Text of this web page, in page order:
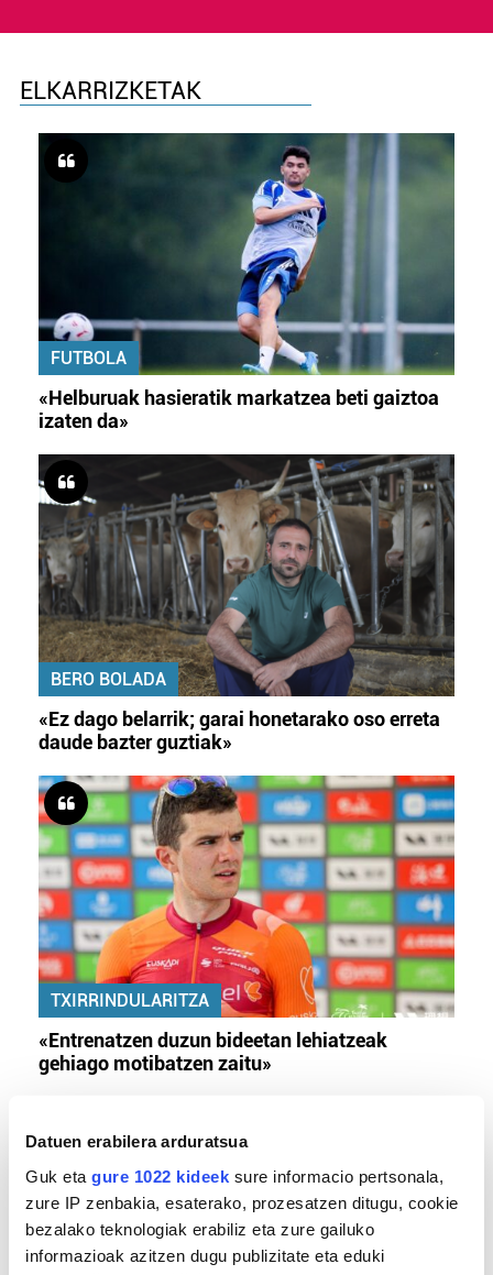
Datuen erabilera arduratsua
Guk eta gure 1022 kideek sure informacio pertsonala,
zure IP zenbakia, esaterako, prozesatzen ditugu, cookie
bezalako teknologiak erabiliz eta zure gailuko
informazioak azitzen dugu publizitate eta eduki
ELKARRIZKETAK
FUTBOLA
«Helburuak hasieratik markatzea beti gaiztoa
izaten da»
BERO BOLADA
«Ez dago belarrik; garai honetarako oso erreta
daude bazter guztiak»
TXIRRINDULARITZA
«Entrenatzen duzun bideetan lehiatzeak
gehiago motibatzen zaitu»